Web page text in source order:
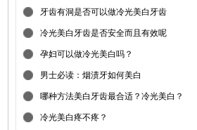
牙齿有洞是否可以做冷光美白牙齿
冷光美白牙齿是否安全而且有效呢
孕妇可以做冷光美白吗？
男士必读：烟渍牙如何美白
哪种方法美白牙齿最合适？冷光美白？
冷光美白疼不疼？